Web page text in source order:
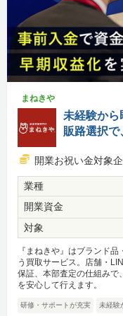
まねきや
未経験から
販路選択
開業お祝い金対象
業種
開業資金
対象
『まねきや』はブランド
う買取サービス。店舗・
保証、本部査定の仕組みで
を安心して行えます。
研修・サポートが充実 未経験